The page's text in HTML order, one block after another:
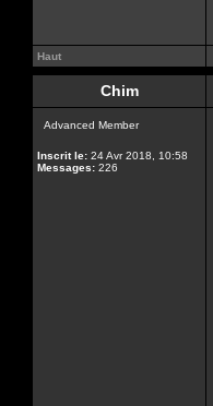
Haut
Chim
Advanced Member
Inscrit le: 24 Avr 2018, 10:58
Messages: 226